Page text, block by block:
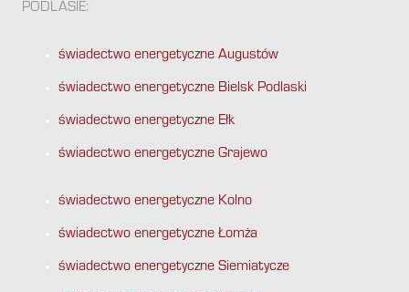
PODLASIE:
świadectwo energetyczne Augustów
świadectwo energetyczne Bielsk Podlaski
świadectwo energetyczne Ełk
świadectwo energetyczne Grajewo
świadectwo energetyczne Kolno
świadectwo energetyczne Łomża
świadectwo energetyczne Siemiatycze